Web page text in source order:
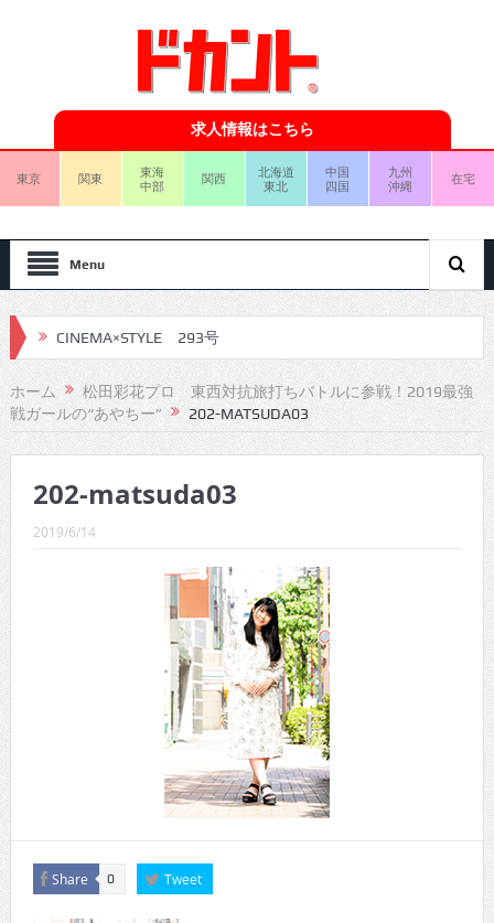
求人情報はこちら
東京 関東
東海
中部
関西
北海道
東北
中国
四国
九州
沖縄
在宅
Menu
CINEMA×STYLE 293号
CINEMA×STYLE 292号
CINEMA×STYLE 291号
CINEMA×STYLE 289号
CINEMA×STYLE 287号
CINEMA×STYLE 286号
CINEMA×STYLE 285号
CINEMA×STYLE 294号
ホーム
松田彩花プロ 東西対抗旅打ちバトルに参戦！2019最強
戦ガールの“あやちー”
202-MATSUDA03
202-matsuda03
2019/6/14
Share 0 Tweet